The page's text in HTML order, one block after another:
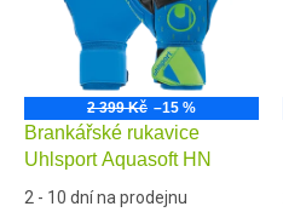
2 399 Kč –15 %
Brankářské rukavice
Uhlsport Aquasoft HN
2 - 10 dní na prodejnu